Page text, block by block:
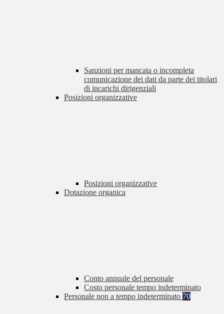
Sanzioni per mancata o incompleta
comunicazione dei dati da parte dei titolari
di incarichi dirigenziali
Posizioni organizzative
Posizioni organizzative
Dotazione organica
Conto annuale del personale
Costo personale tempo indeterminato
Personale non a tempo indeterminato 70